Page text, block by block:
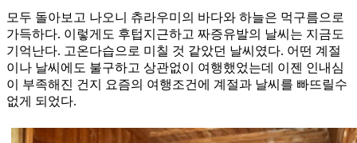
모두 돌아보고 나오니 츄라우미의 바다와 하늘은 먹구름으로
가득하다. 이렇게도 후텁지근하고 짜증유발의 날씨는 지금도
기억난다. 고온다습으로 미칠 것 같았던 날씨였다. 어떤 계절
이나 날씨에도 불구하고 상관없이 여행했었는데 이젠 인내심
이 부족해진 건지 요즘의 여행조건에 계절과 날씨를 빠뜨릴수
없게 되었다.